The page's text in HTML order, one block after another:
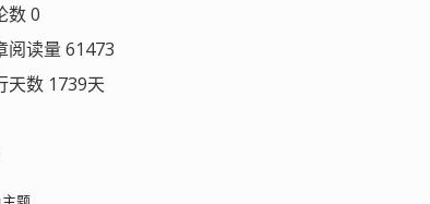
数 0
阅读量 61473
天数 1739天